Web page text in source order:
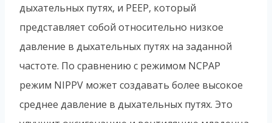
дыхательных путях, и PEEP, который
представляет собой относительно низкое
давление в дыхательных путях на заданной
частоте. По сравнению с режимом NCPAP
режим NIPPV может создавать более высокое
среднее давление в дыхательных путях. Это